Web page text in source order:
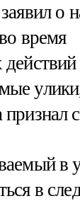
о
время
в
в